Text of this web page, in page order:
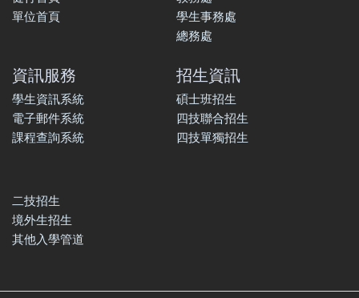
單位首頁
學生事務處
總務處
資訊服務
學生資訊系統
電子郵件系統
課程查詢系統
招生資訊
碩士班招生
四技聯合招生
四技單獨招生
二技招生
境外生招生
其他入學管道